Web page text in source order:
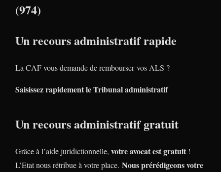
(974)
Un recours administratif rapide
La CAF vous demande de rembourser vos ALS ?
Saisissez rapidement le Tribunal administratif
Un recours administratif gratuit
Grâce à l’aide juridictionnelle, votre avocat est gratuit !
L’Etat nous rétribue à votre place. Nous prérédigeons votre